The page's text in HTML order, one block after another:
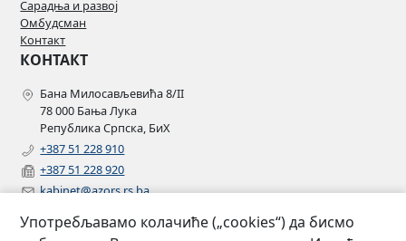
Сарадња и развој
Омбудсман
Контакт
КОНТАКТ
Бана Милосављевића 8/II
78 000 Бања Лука
Република Српска, БиХ
+387 51 228 910
+387 51 228 920
kabinet@azors.rs.ba
szzp@azors.rs.ba
Употребљавамо колачиће („cookies“) да бисмо